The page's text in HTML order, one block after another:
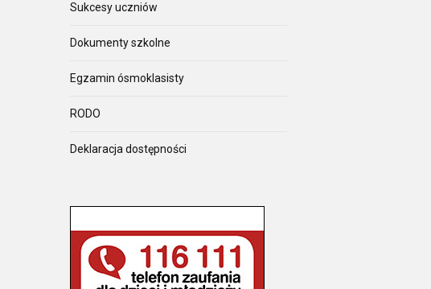
Sukcesy uczniów
Dokumenty szkolne
Egzamin ósmoklasisty
RODO
Deklaracja dostępności